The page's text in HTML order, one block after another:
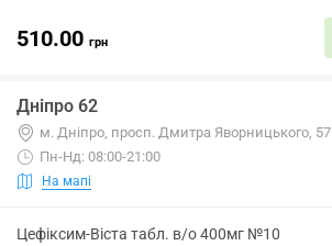
510.00 грн
Дніпро 62
м. Днiпро, просп. Дмитра Яворницького, 57
Пн-Нд: 08:00-21:00
На мапі
Цефіксим-Віста табл. в/о 400мг №10